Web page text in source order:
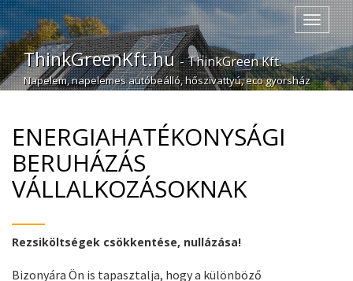
ThinkGreenKft.hu- ThinkGreen Kft.
Napelem, napelemes autóbeálló, hőszivattyú, eco gyorsház
ENERGIAHATÉKONYSÁGI
BERUHÁZÁS
VÁLLALKOZÁSOKNAK
Rezsiköltségek csökkentése, nullázása!
Bizonyára Ön is tapasztalja, hogy a különböző